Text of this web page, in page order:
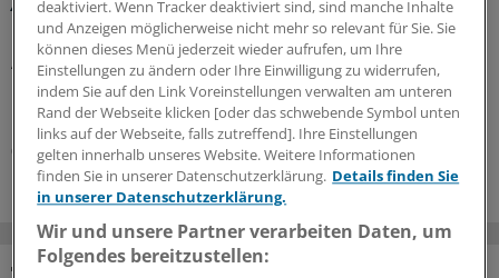
Es gibt viele Gründe, den Sommer toll zu finden – für
Ärzte kann die warme Jahreszeit aber anstrengend sein:
Manchmal liegt es an Patienten, manchmal an Kollegen...
Einblicke in nervige Jahresseiten.
07.08.2026
deaktiviert. Wenn Tracker deaktiviert sind, sind manche Inhalte
und Anzeigen möglicherweise nicht mehr so relevant für Sie. Sie
können dieses Menü jederzeit wieder aufrufen, um Ihre
Einstellungen zu ändern oder Ihre Einwilligung zu widerrufen,
indem Sie auf den Link Voreinstellungen verwalten am unteren
Rand der Webseite klicken [oder das schwebende Symbol unten
links auf der Webseite, falls zutreffend]. Ihre Einstellungen
gelten innerhalb unseres Website. Weitere Informationen
finden Sie in unserer Datenschutzerklärung. Details finden Sie
in unserer Datenschutzerklärung.
Wir und unsere Partner verarbeiten Daten, um
Folgendes bereitzustellen: